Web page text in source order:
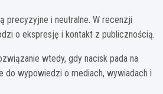
precyzyjne i neutralne. W recenzji
o ekspresję i kontakt z publicznością.
wtedy, gdy nacisk pada na
do wypowiedzi o mediach, wywiadach i